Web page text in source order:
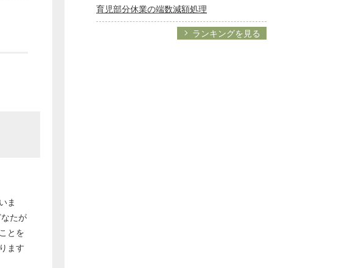
ま
たが
とを
ます
育児部分休業の端数減額処理
ランキングを見る